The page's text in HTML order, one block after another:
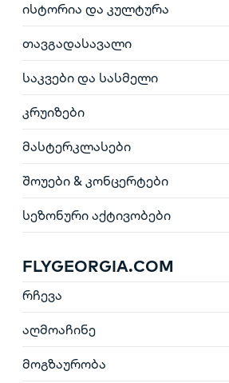
ისტორია და კულტურა
თავგადასავალი
საკვები და სასმელი
კრუიზები
მასტერკლასები
შოუები & კონცერტები
სეზონური აქტივობები
FLYGEORGIA.COM
რჩევა
აღმოაჩინე
მოგზაურობა